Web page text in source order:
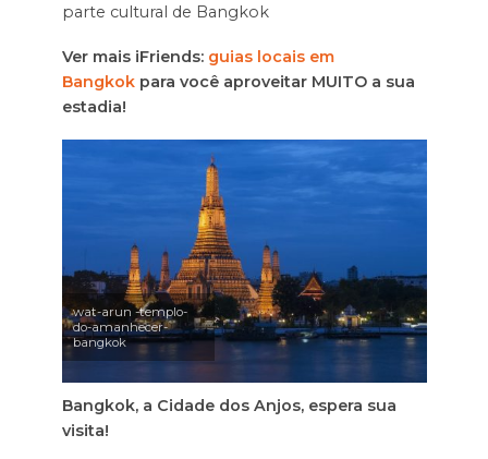
parte cultural de Bangkok
Ver mais iFriends: guias locais em
Bangkokpara você aproveitar MUITO a sua
estadia!
wat-arun -templo-
do-amanhecer-
bangkok
Bangkok, a Cidade dos Anjos, espera sua
visita!